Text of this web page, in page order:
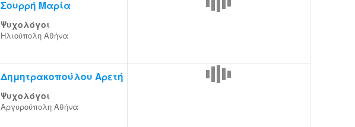
Σουρρή Μαρία
Ψυχολόγοι
Ηλιούπολη Αθήνα
Δημητρακοπούλου Αρετή
Ψυχολόγοι
Αργυρούπολη Αθήνα